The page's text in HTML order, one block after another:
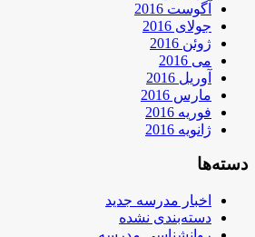
آگوست 2016
جولای 2016
ژوئن 2016
می 2016
آوریل 2016
مارس 2016
فوریه 2016
ژانویه 2016
دسته‌ها
اخبار مدرسه جدید
دسته‌بندی نشده